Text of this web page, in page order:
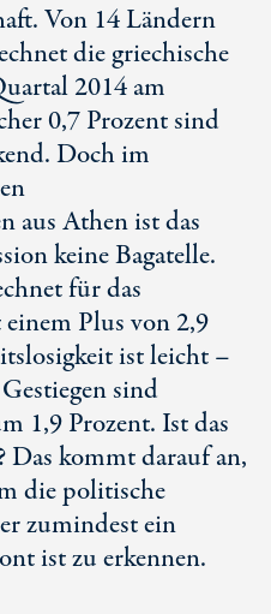
Von 14 Ländern
die griechische
2014 am
0,7 Prozent sind
Doch im
aus Athen ist das
keine Bagatelle.
für das
Plus von 2,9
ist leicht –
sind
1,9 Prozent. Ist das
kommt darauf an,
die politische
zumindest ein
ist zu erkennen.